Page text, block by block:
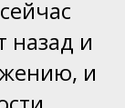
назад и
и